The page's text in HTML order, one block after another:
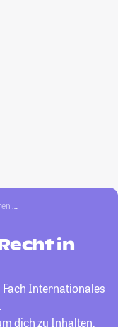
in
Internationales
dich zu Inhalten,